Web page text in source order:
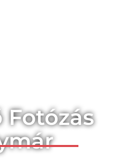
Fotózás